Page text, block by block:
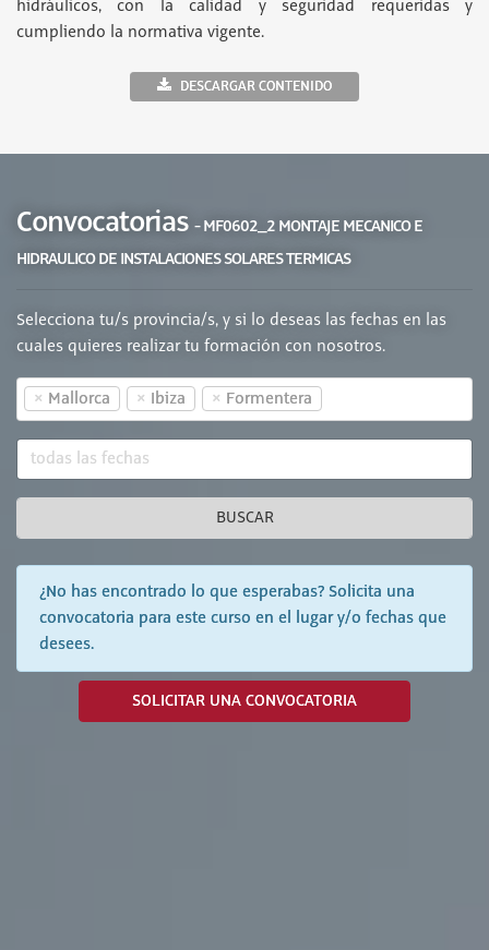
hidráulicos, con la calidad y seguridad requeridas y
cumpliendo la normativa vigente.
DESCARGAR CONTENIDO
Convocatorias - MF0602_2 MONTAJE MECANICO E
HIDRAULICO DE INSTALACIONES SOLARES TERMICAS
Selecciona tu/s provincia/s, y si lo deseas las fechas en las
cuales quieres realizar tu formación con nosotros.
× Mallorca × Ibiza × Formentera
BUSCAR
¿No has encontrado lo que esperabas? Solicita una
convocatoria para este curso en el lugar y/o fechas que
desees.
SOLICITAR UNA CONVOCATORIA